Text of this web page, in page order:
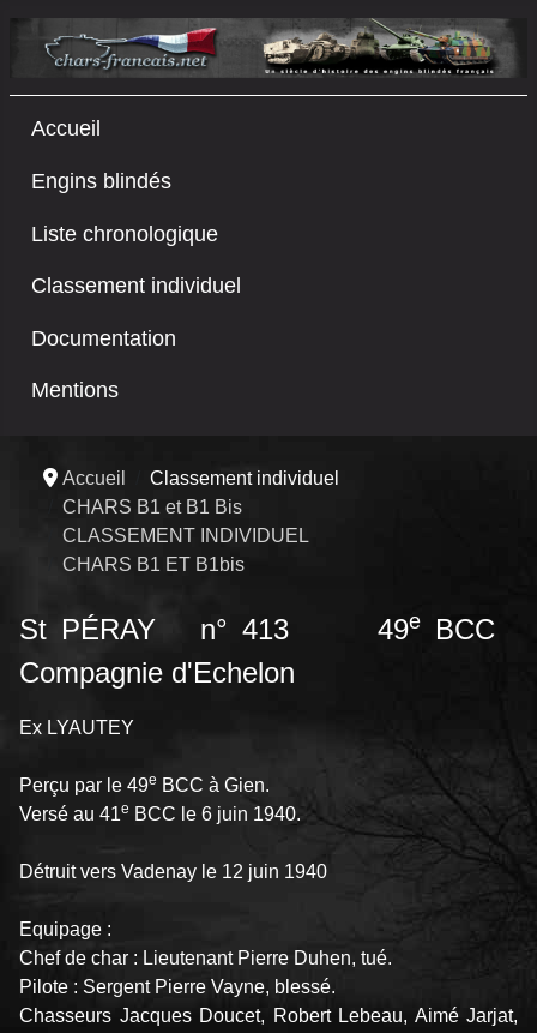
Accueil
Engins blindés
Liste chronologique
Classement individuel
Documentation
Mentions
Accueil
Classement individuel
CHARS B1 et B1 Bis
CLASSEMENT INDIVIDUEL
CHARS B1 ET B1bis
St PÉRAY n° 413 49eBCC
Compagnie d'Echelon
Ex LYAUTEY
Perçu par le 49e BCC à Gien.
Versé au 41e BCC le 6 juin 1940.
Détruit vers Vadenay le 12 juin 1940
Equipage :
Chef de char : Lieutenant Pierre Duhen, tué.
Pilote : Sergent Pierre Vayne, blessé.
Chasseurs Jacques Doucet, Robert Lebeau, Aimé Jarjat,